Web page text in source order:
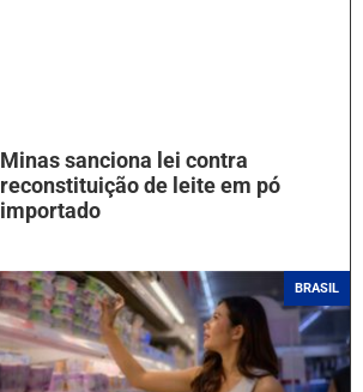
Minas sanciona lei contra
reconstituição de leite em pó
importado
BRASIL